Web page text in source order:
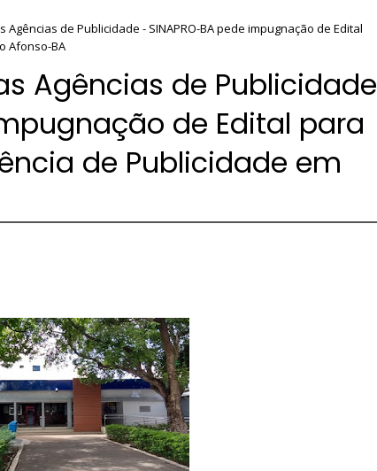
Agências de Publicidade - SINAPRO-BA pede impugnação de Edital
Afonso-BA
Agências de Publicidade
de Edital para
de Publicidade em